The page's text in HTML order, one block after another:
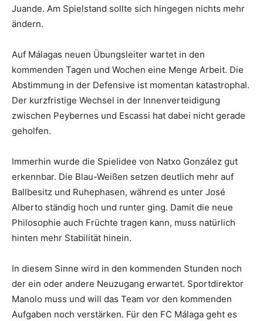
Juande. Am Spielstand sollte sich hingegen nichts mehr
ändern.
Auf Málagas neuen Übungsleiter wartet in den
kommenden Tagen und Wochen eine Menge Arbeit. Die
Abstimmung in der Defensive ist momentan katastrophal.
Der kurzfristige Wechsel in der Innenverteidigung
zwischen Peybernes und Escassi hat dabei nicht gerade
geholfen.
Immerhin wurde die Spielidee von Natxo González gut
erkennbar. Die Blau-Weißen setzen deutlich mehr auf
Ballbesitz und Ruhephasen, während es unter José
Alberto ständig hoch und runter ging. Damit die neue
Philosophie auch Früchte tragen kann, muss natürlich
hinten mehr Stabilität hinein.
In diesem Sinne wird in den kommenden Stunden noch
der ein oder andere Neuzugang erwartet. Sportdirektor
Manolo muss und will das Team vor den kommenden
Aufgaben noch verstärken. Für den FC Málaga geht es